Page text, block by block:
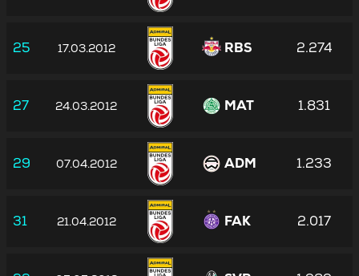
25 17.03.2012 RBS 2.274
27 24.03.2012 MAT 1.831
29 07.04.2012 ADM 1.233
31 21.04.2012 FAK 2.017